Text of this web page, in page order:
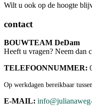
Wilt u ook op de hoogte
contact
BOUWTEAM DeDam
Heeft u vragen? Neem dan
TELEFOONNUMMER:
Op werkdagen bereikbaar
E-MAIL: